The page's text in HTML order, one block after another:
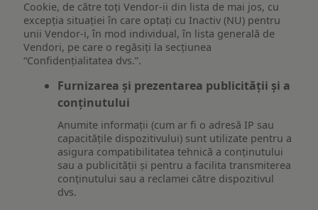
Cookie, de către toți Vendor-ii din lista de mai jos, cu
excepția situației în care optați cu Inactiv (NU) pentru
unii Vendor-i, în mod individual, în lista generală de
Vendori, pe care o regăsiți la secțiunea
“Confidențialitatea dvs.”.
Furnizarea și prezentarea publicității și a
conținutului
Anumite informații (cum ar fi o adresă IP sau
capacitățile dispozitivului) sunt utilizate pentru a
asigura compatibilitatea tehnică a conținutului
sau a publicității și pentru a facilita transmiterea
conținutului sau a reclamei către dispozitivul
dvs.